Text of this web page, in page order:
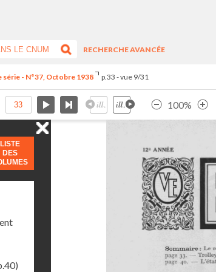
RECHERCHE AVANCÉE
série - N°37, Octobre 1938 p.33 - vue 9/31
100%
LISTE
DES